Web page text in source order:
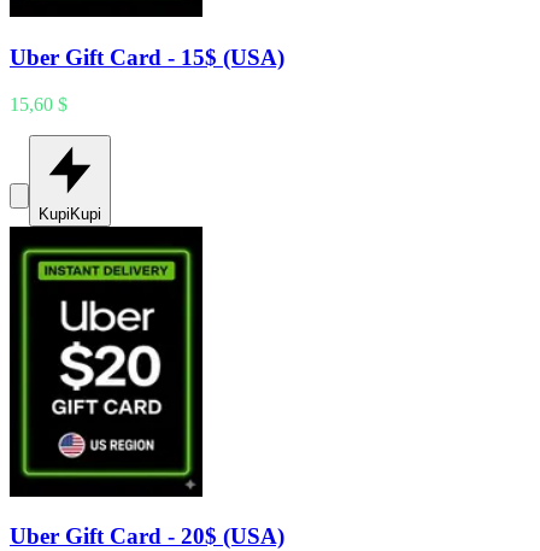
Uber Gift Card - 15$ (USA)
15,60 $
KupiKupi
Uber Gift Card - 20$ (USA)